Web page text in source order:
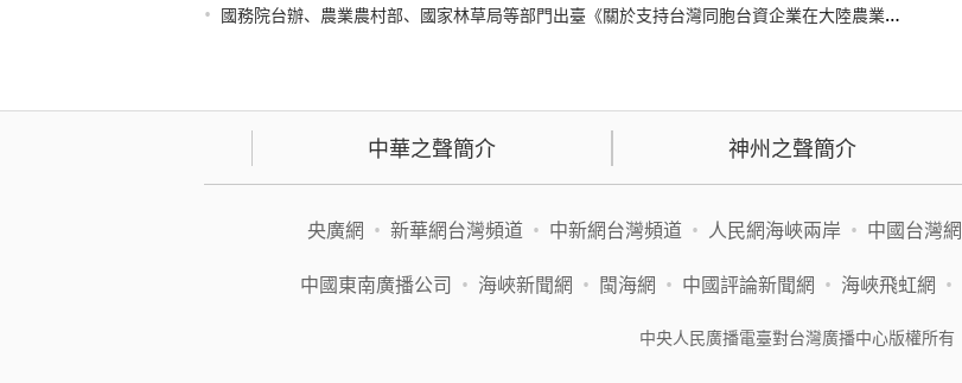
• 國務院台辦、農業農村部、國家林草局等部門出臺《關於支持台灣同胞台資企業在大陸農業林業領域發展的若干措施》
中華之聲簡介 神州之聲簡介
央廣網 • 新華網台灣頻道 • 中新網台灣頻道 • 人民網海峽兩岸 • 中國台灣網
中國東南廣播公司 • 海峽新聞網 • 閩海網 • 中國評論新聞網 • 海峽飛虹網 •
中央人民廣播電臺對台灣廣播中心版權所有